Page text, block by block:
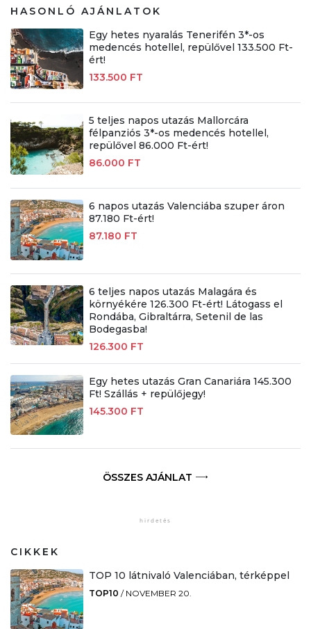
HASONLÓ AJÁNLATOK
Egy hetes nyaralás Tenerifén 3*-os
medencés hotellel, repülővel 133.500 Ft-
ért!
133.500 FT
5 teljes napos utazás Mallorcára
félpanziós 3*-os medencés hotellel,
repülővel 86.000 Ft-ért!
86.000 FT
6 napos utazás Valenciába szuper áron
87.180 Ft-ért!
87.180 FT
6 teljes napos utazás Malagára és
környékére 126.300 Ft-ért! Látogass el
Rondába, Gibraltárra, Setenil de las
Bodegasba!
126.300 FT
Egy hetes utazás Gran Canariára 145.300
Ft! Szállás + repülőjegy!
145.300 FT
ÖSSZES AJÁNLAT
CIKKEK
TOP 10 látnivaló Valenciában, térképpel
TOP10 / NOVEMBER 20.